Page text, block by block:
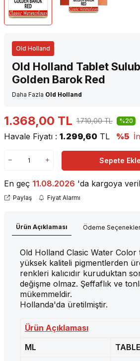
Old Holland
Old Holland Tablet
Golden Barok Red
Daha Fazla Old Holland
1.368,00 TL 1.710,00TL %20
Havale Fiyatı : 1.299,60 TL %5
Sepete Ekle
En geç 11.08.2026 'da kargoya
Paylaş Fiyat Alarmı
Ürün Açıklaması Ödeme
Old Holland Clasic Water Color
yüksek kaliteli pigmentlerden
renkleri kalıcıdır kuruduktan
değişme olmaz. Şeffaflık ve
mükemmeldir.
Hollanda'da üretilmiştir.
Ürün Açıklaması
ML